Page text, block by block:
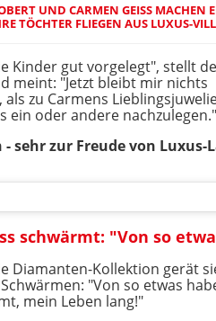
UND CARMEN GEISS MACHEN
TÖCHTER FLIEGEN AUS LUXUS-
Kinder gut vorgelegt", stellt
meint: "Jetzt bleibt mir nichts
zu Carmens
ein oder andere nachzulegen."
- sehr zur Freude von
schwärmt: "Von so
Diamanten-Kollektion gerät
"Von so etwas
mein Leben lang!"